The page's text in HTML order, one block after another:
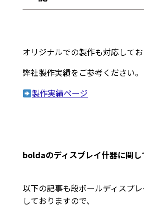
オリジナルでの製作も対応してお
弊社製作実績をご参考ください。
製作実績ページ
boldaのディスプレイ什器に関し
以下の記事も段ボールディスプ
しておりますので、